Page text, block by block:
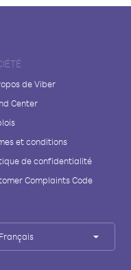
de Viber
Center
et conditions
de confidentialité
Complaints Code
Français